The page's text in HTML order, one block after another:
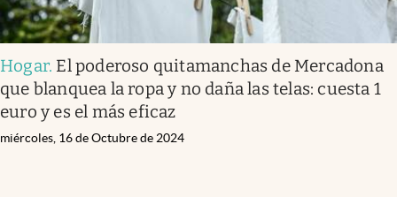
Hogar. El poderoso quitamanchas de Mercadona
que blanquea la ropa y no daña las telas: cuesta 1
euro y es el más eficaz
miércoles, 16 de Octubre de 2024